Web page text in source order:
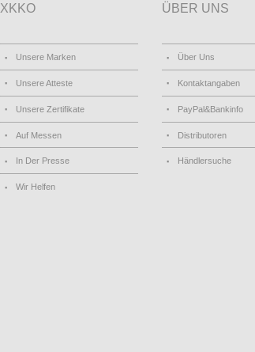
XKKO
Unsere Marken
Unsere Atteste
Unsere Zertifikate
Auf Messen
In Der Presse
Wir Helfen
ÜBER UNS
Über Uns
Kontaktangaben
PayPal&Bankinfo
Distributoren
Händlersuche